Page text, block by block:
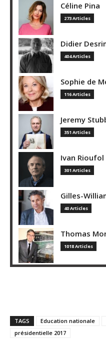
Céline Pina
273 Articles
Didier
404 Articles
Sophie de
116 Articles
Jeremy
351 Articles
Ivan Rioufol
301 Articles
Gilles-
40 Articles
Thomas
1018 Articles
TAGS Education nationale
présidentielle 2017